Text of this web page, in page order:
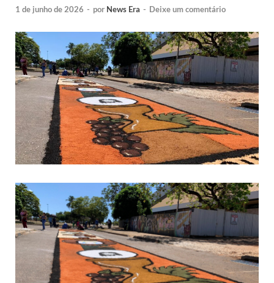
1 de junho de 2026 - por News Era - Deixe um comentário